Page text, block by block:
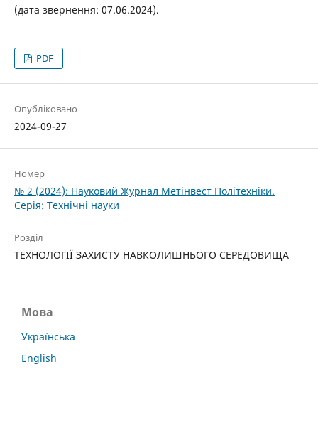
(дата звернення: 07.06.2024).
PDF
Опубліковано
2024-09-27
Номер
№ 2 (2024): Науковий Журнал Метінвест Політехніки.
Серія: Технічні науки
Розділ
ТЕХНОЛОГІЇ ЗАХИСТУ НАВКОЛИШНЬОГО СЕРЕДОВИЩА
Мова
Українська
English